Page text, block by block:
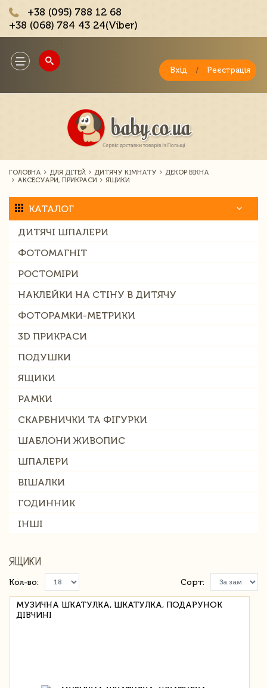
+38 (095) 788 12 68
+38 (068) 784 43 24(Viber)
Toggle
navigation
Вхід / Реєстрація
ГОЛОВНА ДЛЯ ДІТЕЙ ДИТЯЧУ КІМНАТУ
ДЕКОР ВІКНА
АКСЕСУАРИ, ПРИКРАСИ
ЯЩИКИ
КАТАЛОГ
ДИТЯЧІ ШПАЛЕРИ
ФОТОМАГНІТ
РОСТОМІРИ
НАКЛЕЙКИ НА СТІНУ В ДИТЯЧУ
ФОТОРАМКИ-МЕТРИКИ
3D ПРИКРАСИ
ПОДУШКИ
ЯЩИКИ
РАМКИ
СКАРБНИЧКИ ТА ФІГУРКИ
ШАБЛОНИ ЖИВОПИС
ШПАЛЕРИ
ВІШАЛКИ
ГОДИННИК
ІНШІ
ЯЩИКИ
Кол-во: Сорт:
МУЗИЧНА ШКАТУЛКА, ШКАТУЛКА, ПОДАРУНОК
ДІВЧИНІ